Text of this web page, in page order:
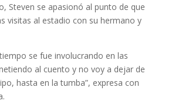
Steven se apasionó al punto de que
visitas al estadio con su hermano y
se fue involucrando en las
al cuento y no voy a dejar de
hasta en la tumba”, expresa con